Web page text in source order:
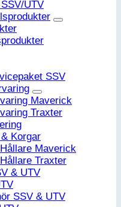
UTV
SSV
Maverick
Traxter
Korgar
Maverick
Traxter
& UTV
SSV & UTV